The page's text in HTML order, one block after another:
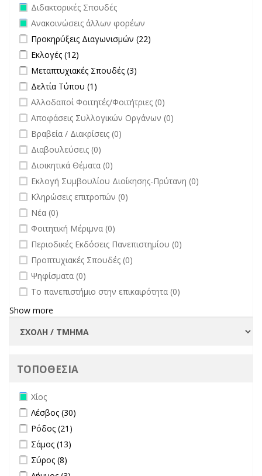
Remove Διδακτορικές Σπουδές filter
Διδακτορικές Σπουδές
Remove Ανακοινώσεις άλλων φορέων filter
Ανακοινώσεις άλλων φορέων
Apply Προκηρύξεις Διαγωνισμών filter
Προκηρύξεις Διαγωνισμών (22)
Apply Εκλογές filter
Εκλογές (12)
Apply Μεταπτυχιακές Σπουδές filter
Μεταπτυχιακές Σπουδές (3)
Apply Δελτία Τύπου filter
Δελτία Τύπου (1)
undefined
Αλλοδαποί Φοιτητές/Φοιτήτριες (0)
undefined
Αποφάσεις Συλλογικών Οργάνων (0)
undefined
Βραβεία / Διακρίσεις (0)
undefined
Διαβουλεύσεις (0)
undefined
Διοικητικά Θέματα (0)
undefined
Εκλογή Συμβουλίου Διοίκησης-Πρύτανη (0)
undefined
Κληρώσεις επιτροπών (0)
undefined
Νέα (0)
undefined
Φοιτητική Μέριμνα (0)
undefined
Περιοδικές Εκδόσεις Πανεπιστημίου (0)
undefined
Προπτυχιακές Σπουδές (0)
undefined
Ψηφίσματα (0)
undefined
Το πανεπιστήμιο στην επικαιρότητα (0)
Show more
ΤΟΠΟΘΕΣΙΑ
Remove Χίος filter
Χίος
Apply Λέσβος filter
Λέσβος (30)
Apply Ρόδος filter
Ρόδος (21)
Apply Σάμος filter
Σάμος (13)
Apply Σύρος filter
Σύρος (8)
Apply Λήμνος filter